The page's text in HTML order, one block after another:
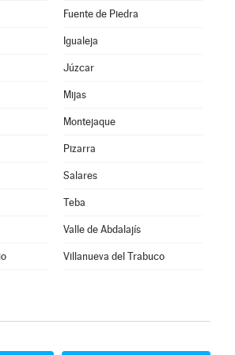
Fuente de Piedra
Igualeja
Júzcar
Mijas
Montejaque
Pizarra
Salares
Teba
Valle de Abdalajís
Villanueva del Trabuco